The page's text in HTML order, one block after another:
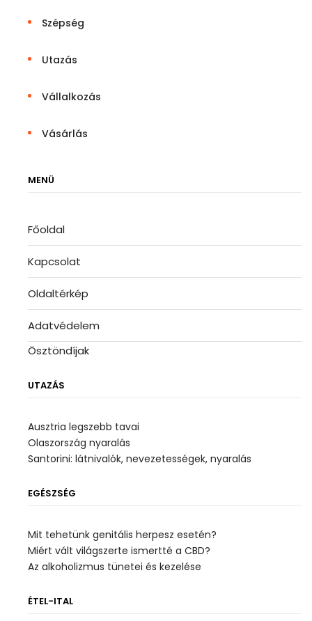
Szépség
Utazás
Vállalkozás
Vásárlás
MENÜ
Főoldal
Kapcsolat
Oldaltérkép
Adatvédelem
Ösztöndíjak
UTAZÁS
Ausztria legszebb tavai
Olaszország nyaralás
Santorini: látnivalók, nevezetességek, nyaralás
EGÉSZSÉG
Mit tehetünk genitális herpesz esetén?
Miért vált világszerte ismertté a CBD?
Az alkoholizmus tünetei és kezelése
ÉTEL-ITAL